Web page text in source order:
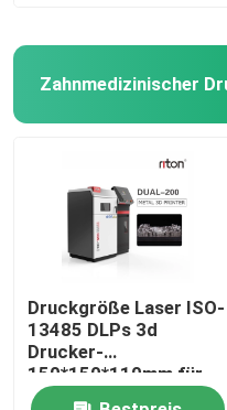
Druckgröße Laser ISO-
13485 DLPs 3d
Drucker-
150*150*110mm für
Zahnimplantat-Modelle